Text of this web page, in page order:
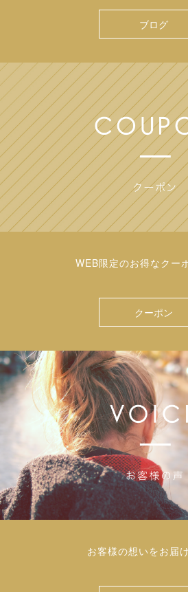
ブログ
WEB限定のお得なクー
クーポン
お客様の想いをお届